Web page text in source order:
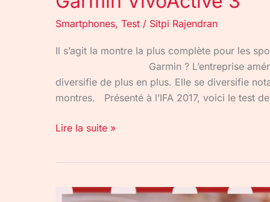
Smartphones, Test / Sitpi Rajendran
Il s’agit la montre la plus complète pour les
Garmin ? L’entreprise américaine
diversifie de plus en plus. Elle se diversifie
montres. Présenté à l’IFA 2017, voici le test
Lire la suite »
#RotekAdvent : La vidéo